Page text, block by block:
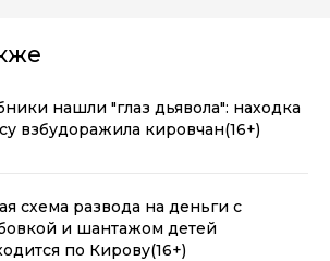
нашли "глаз дьявола": находка
взбудоражила кировчан(16+)
схема развода на деньги с
и шантажом детей
по Кирову(16+)